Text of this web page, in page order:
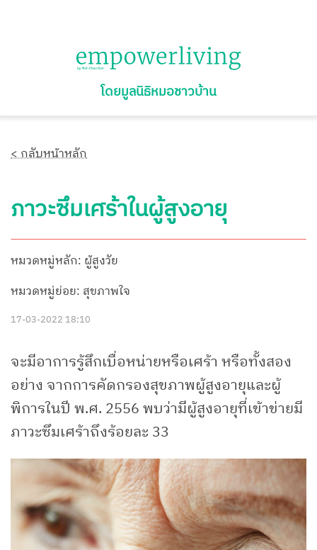
โดยมูลนิธิหมอชาวบ้าน
< กลับหน้าหลัก
ภาวะซึมเศร้าในผู้สูงอายุ
หมวดหมู่หลัก: ผู้สูงวัย
หมวดหมู่ย่อย: สุขภาพใจ
17-03-2022 18:10
จะมีอาการรู้สึกเบื่อหน่ายหรือเศร้า หรือทั้งสอง
อย่าง จากการคัดกรองสุขภาพผู้สูงอายุและผู้
พิการในปี พ.ศ. 2556 พบว่ามีผู้สูงอายุที่เข้าข่ายมี
ภาวะซึมเศร้าถึงร้อยละ 33